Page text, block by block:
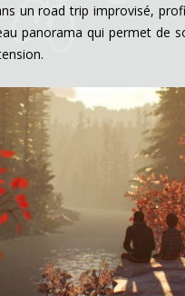
un road trip improvisé,
panorama qui permet de